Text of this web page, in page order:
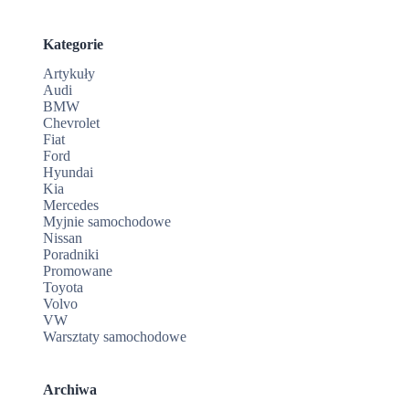
Kategorie
Artykuły
Audi
BMW
Chevrolet
Fiat
Ford
Hyundai
Kia
Mercedes
Myjnie samochodowe
Nissan
Poradniki
Promowane
Toyota
Volvo
VW
Warsztaty samochodowe
Archiwa